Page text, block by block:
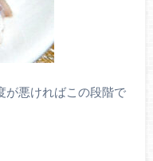
が悪ければこの段階で